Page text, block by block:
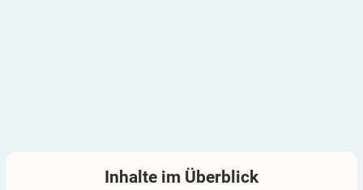
Inhalte im Überblick